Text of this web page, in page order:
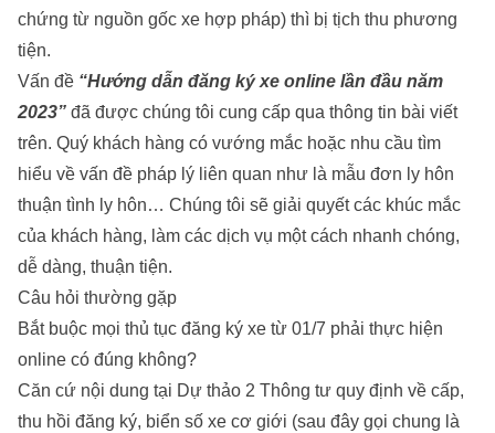
chứng từ nguồn gốc xe hợp pháp) thì bị tịch thu phương
tiện.
Vấn đề “Hướng dẫn đăng ký xe online lần đầu năm
2023” đã được chúng tôi cung cấp qua thông tin bài viết
trên. Quý khách hàng có vướng mắc hoặc nhu cầu tìm
hiểu về vấn đề pháp lý liên quan như là mẫu đơn ly hôn
thuận tình ly hôn… Chúng tôi sẽ giải quyết các khúc mắc
của khách hàng, làm các dịch vụ một cách nhanh chóng,
dễ dàng, thuận tiện.
Câu hỏi thường gặp
Bắt buộc mọi thủ tục đăng ký xe từ 01/7 phải thực hiện
online có đúng không?
Căn cứ nội dung tại Dự thảo 2 Thông tư quy định về cấp,
thu hồi đăng ký, biển số xe cơ giới (sau đây gọi chung là